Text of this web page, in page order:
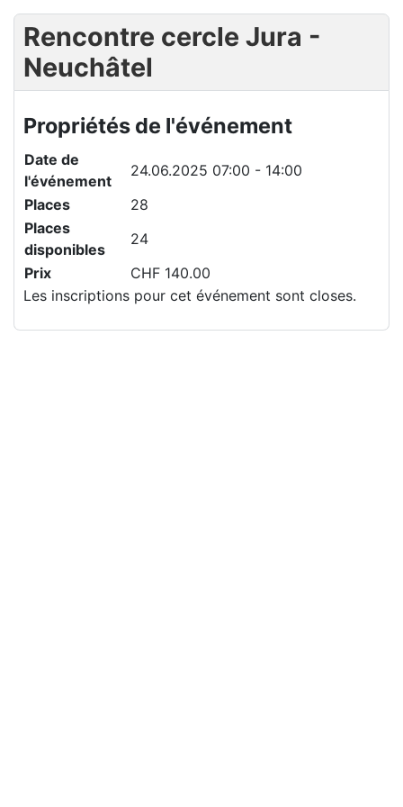
Rencontre cercle Jura -
Neuchâtel
Propriétés de l'événement
Date de
l'événement
24.06.2025 07:00 - 14:00
Places
28
Places
disponibles
24
Prix
CHF 140.00
Les inscriptions pour cet événement sont closes.